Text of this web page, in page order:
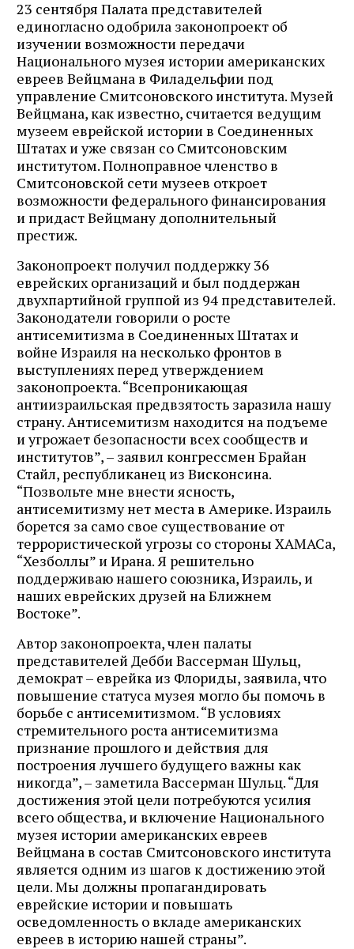
23 сентября Палата представителей
единогласно одобрила законопроект об
изучении возможности передачи
Национального музея истории американских
евреев Вейцмана в Филадельфии под
управление Смитсоновского института. Музей
Вейцмана, как известно, считается ведущим
музеем еврейской истории в Соединенных
Штатах и уже связан со Смитсоновским
институтом. Полноправное членство в
Смитсоновской сети музеев откроет
возможности федерального финансирования
и придаст Вейцману дополнительный
престиж.
Законопроект получил поддержку 36
еврейских организаций и был поддержан
двухпартийной группой из 94 представителей.
Законодатели говорили о росте
антисемитизма в Соединенных Штатах и
войне Израиля на несколько фронтов в
выступлениях перед утверждением
законопроекта. “Всепроникающая
антиизраильская предвзятость заразила нашу
страну. Антисемитизм находится на подъеме
и угрожает безопасности всех сообществ и
институтов”, – заявил конгрессмен Брайан
Стайл, республиканец из Висконсина.
“Позвольте мне внести ясность,
антисемитизму нет места в Америке. Израиль
борется за само свое существование от
террористической угрозы со стороны ХАМАСа,
“Хезболлы” и Ирана. Я решительно
поддерживаю нашего союзника, Израиль, и
наших еврейских друзей на Ближнем
Востоке”.
Автор законопроекта, член палаты
представителей Дебби Вассерман Шульц,
демократ – еврейка из Флориды, заявила, что
повышение статуса музея могло бы помочь в
борьбе с антисемитизмом. “В условиях
стремительного роста антисемитизма
признание прошлого и действия для
построения лучшего будущего важны как
никогда”, – заметила Вассерман Шульц. “Для
достижения этой цели потребуются усилия
всего общества, и включение Национального
музея истории американских евреев
Вейцмана в состав Смитсоновского института
является одним из шагов к достижению этой
цели. Мы должны пропагандировать
еврейские истории и повышать
осведомленность о вкладе американских
евреев в историю нашей страны”.